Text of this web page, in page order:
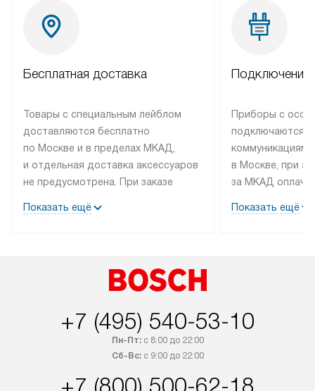
Бесплатная доставка
Товары с специальным лейблом
доставляются бесплатно
по Москве и в пределах МКАД,
и отдельная доставка аксессуаров
не предусмотрена. При заказе
рекомендуем обсудить
со статусом «В наличии» могут
быть отправлены покупателю
интересен товар «Под заказ»,
обсудите возможность его
приобретения с менеджером сайта.
доставляются бесплатно
Показать ещё
Подключение
Приборы с
подключаются к
коммуникациям
в Москве, при
за МКАД
партнера
по монтажу
материалы.
Показать ещё
+7 (495) 540-53-10
Пн-Пт:с 8:00 до 22:00
Сб-Вс:с 9:00 до 22:00